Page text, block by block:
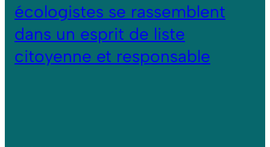
écologistes se rassemblent
dans un esprit de liste
citoyenne et responsable